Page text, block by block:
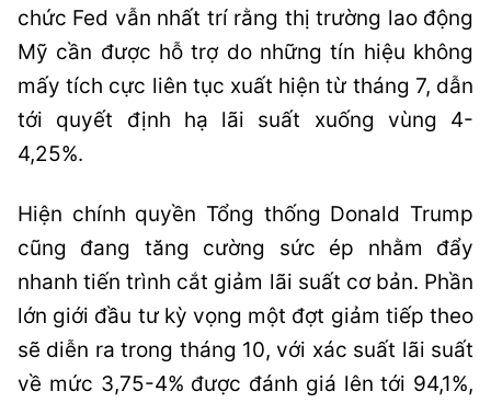
chức Fed vẫn nhất trí rằng thị trường lao động
Mỹ cần được hỗ trợ do những tín hiệu không
mấy tích cực liên tục xuất hiện từ tháng 7, dẫn
tới quyết định hạ lãi suất xuống vùng 4-
4,25%.
Hiện chính quyền Tổng thống Donald Trump
cũng đang tăng cường sức ép nhằm đẩy
nhanh tiến trình cắt giảm lãi suất cơ bản. Phần
lớn giới đầu tư kỳ vọng một đợt giảm tiếp theo
sẽ diễn ra trong tháng 10, với xác suất lãi suất
về mức 3,75-4% được đánh giá lên tới 94,1%,